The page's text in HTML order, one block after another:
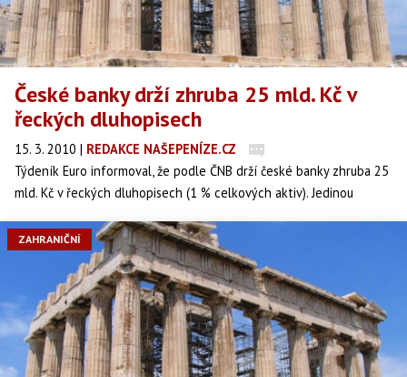
České banky drží zhruba 25 mld. Kč v
řeckých dluhopisech
15. 3. 2010 | REDAKCE NAŠEPENÍZE.CZ
Týdeník Euro informoval, že podle ČNB drží české banky zhruba 25
mld. Kč v řeckých dluhopisech (1 % celkových aktiv). Jedinou
řecké dluhopisy v hodnotě 8 mld. Kč (12 % vlastního kapitálu) a
tato investice podle Komerční banky zatím není ztrátová.
ZAHRANIČNÍ